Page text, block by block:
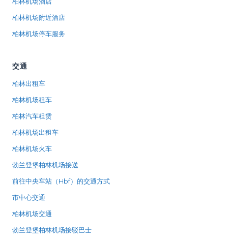
柏林机场附近酒店
柏林机场停车服务
交通
柏林出租车
柏林机场租车
柏林汽车租赁
柏林机场出租车
柏林机场火车
勃兰登堡柏林机场接送
前往中央车站（Hbf）的交通方式
市中心交通
柏林机场交通
勃兰登堡柏林机场接驳巴士